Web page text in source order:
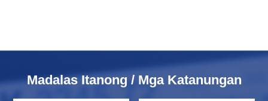
Madalas Itanong / Mga Katanungan